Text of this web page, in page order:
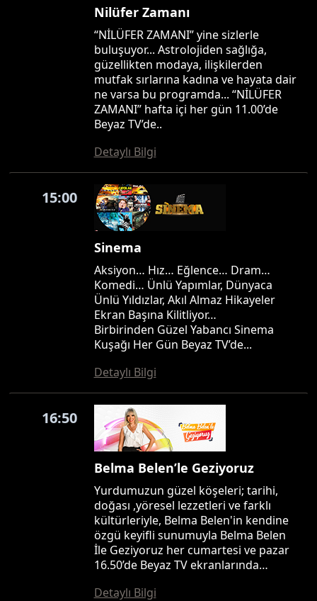
Nilüfer Zamanı
“NİLÜFER ZAMANI” yine sizlerle
buluşuyor... Astrolojiden sağlığa,
güzellikten modaya, ilişkilerden
mutfak sırlarına kadına ve hayata dair
ne varsa bu programda... “NİLÜFER
ZAMANI” hafta içi her gün 11.00’de
Beyaz TV’de..
Detaylı Bilgi
15:00
Sinema
Aksiyon… Hız… Eğlence… Dram…
Komedi… Ünlü Yapımlar, Dünyaca
Ünlü Yıldızlar, Akıl Almaz Hikayeler
Ekran Başına Kilitliyor…
Birbirinden Güzel Yabancı Sinema
Kuşağı Her Gün Beyaz TV’de...
Detaylı Bilgi
16:50
Belma Belen’le Geziyoruz
Yurdumuzun güzel köşeleri; tarihi,
doğası ,yöresel lezzetleri ve farklı
kültürleriyle, Belma Belen'in kendine
özgü keyifli sunumuyla Belma Belen
İle Geziyoruz her cumartesi ve pazar
16.50’de Beyaz TV ekranlarında…
Detaylı Bilgi